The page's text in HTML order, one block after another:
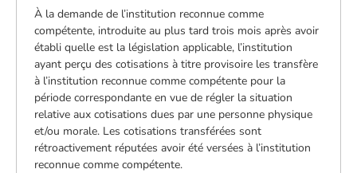
À la demande de l’institution reconnue comme
compétente, introduite au plus tard trois mois après avoir
établi quelle est la législation applicable, l’institution
ayant perçu des cotisations à titre provisoire les transfère
à l’institution reconnue comme compétente pour la
période correspondante en vue de régler la situation
relative aux cotisations dues par une personne physique
et/ou morale. Les cotisations transférées sont
rétroactivement réputées avoir été versées à l’institution
reconnue comme compétente.